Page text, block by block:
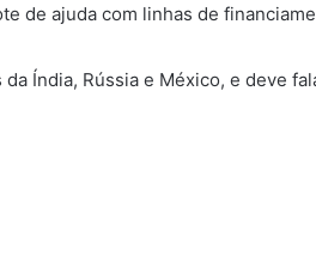
de ajuda com linhas de
Índia, Rússia e México, e deve